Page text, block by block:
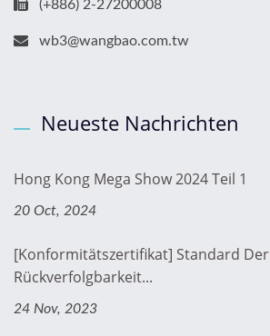
(+886) 2-27200008
wb3@wangbao.com.tw
Neueste Nachrichten
Hong Kong Mega Show 2024 Teil 1
20 Oct, 2024
[Konformitätszertifikat] Standard Der
Rückverfolgbarkeit...
24 Nov, 2023